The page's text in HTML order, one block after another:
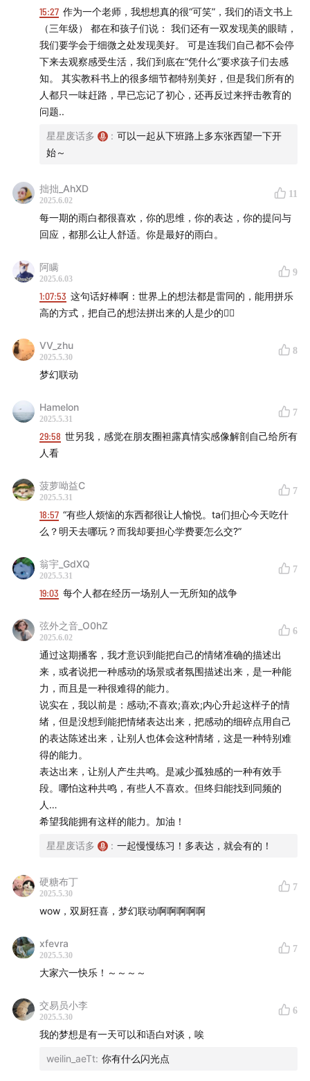
✏️ 猜你想看
人物：安妮·埃尔诺（Annie Ernaux）：法国当代女
作家，2022年度诺贝尔文学奖得主，著有《一个女人的故
事》《悠悠岁月》等作。
44:26 播客：
E154 对话李翔：我想以自己的方式被世界看
课》 《领导梯队》
播客：Vol.196｜面对恶评，我经常害怕自己会连累
68:38 那篇触动雨白的，关于西瓜的推送
76:55 文章：
📺 往期儿童节播客
E141 做自己的小孩，让那个疲惫、爱付出的自己歇会儿吧
（儿童节快乐！
投资
E41 成为孩子的提款机？这可能是父母能做的最糟糕的决
🌐 知行小酒馆的公告牌
📮 我们有个信箱！ 给我们写信吧！如果你在投资生活中遇
到了困惑，欢迎给「知行小酒馆」写信。不管是你苦恼于
不知道怎样才能存下钱，还是纠结于怎样才帮身边人弄明
白某个投资小问题，只要是关于钱的问题，都可以来信倾
诉。虽然精力所限，不一定每一封信我们都会回复，但我
们保证每一封信都会认真地阅读和保管。 来信请寄：
allinthebeer@gmail.com
投资与生活的播客节目，每周五晚八点更新。我们关注投
功，是我们变成一个更好的人之后，自然的结果。
式学习投资，下场实操。凭借在投资领域的良好口碑，有
知有行在初创阶段已与一大批忠实用户同行。未来我们希
望成为一家财富管理公司，不仅帮助投资者学习投资，也
能让大家在有知有行安心交易，踏实赚钱。
欢迎在「有知
有行」社区 和我们互动交流
🛰️ 不管是在有知有行，还是小宇宙、喜马拉雅、QQ 音
15:27 作为一个老师，我想想真的很“可笑”，我们的语文书上
（三年级） 都在和孩子们说： 我们还有一双发现美的眼睛，
我们要学会于细微之处发现美好。 可是连我们自己都不会停
下来去观察感受生活，我们到底在“凭什么”要求孩子们去感
知。 其实教科书上的很多细节都特别美好，但是我们所有的
人都只一味赶路，早已忘记了初心，还再反过来抨击教育的
问题..
星星废话多 : 可以一起从下班路上多东张西望一下开
始～
拙拙_AhXD
2025.6.02
11
每一期的雨白都很喜欢，你的思维，你的表达，你的提问与
回应，都那么让人舒适。你是最好的雨白。
阿瞒
2025.6.03
9
1:07:53 这句话好棒啊：世界上的想法都是雷同的，能用拼乐
高的方式，把自己的想法拼出来的人是少的👍🏻
VV_zhu
2025.5.30
8
梦幻联动
Hamelon
2025.5.31
7
29:58 世另我，感觉在朋友圈袒露真情实感像解剖自己给所有
人看
菠萝呦益C
2025.5.31
7
18:57 “有些人烦恼的东西都很让人愉悦。ta们担心今天吃什
么？明天去哪玩？而我却要担心学费要怎么交?”
翁宇_GdXQ
2025.5.31
7
19:03 每个人都在经历一场别人一无所知的战争
弦外之音_O0hZ
2025.6.02
6
通过这期播客，我才意识到能把自己的情绪准确的描述出
来，或者说把一种感动的场景或者氛围描述出来，是一种能
力，而且是一种很难得的能力。
说实在，我以前是：感动;不喜欢;喜欢;内心升起这样子的情
绪，但是没想到能把情绪表达出来，把感动的细碎点用自己
的表达陈述出来，让别人也体会这种情绪，这是一种特别难
得的能力。
表达出来，让别人产生共鸣。是减少孤独感的一种有效手
段。哪怕这种共鸣，有些人不喜欢。但终归能找到同频的
人…
希望我能拥有这样的能力。加油！
星星废话多 : 一起慢慢练习！多表达，就会有的！
硬糖布丁
2025.5.30
7
wow，双厨狂喜，梦幻联动啊啊啊啊啊
xfevra
2025.5.30
7
大家六一快乐！～～～～
交易员小李
2025.5.30
6
我的梦想是有一天可以和语白对谈，唉
weilin_aeTt: 你有什么闪光点